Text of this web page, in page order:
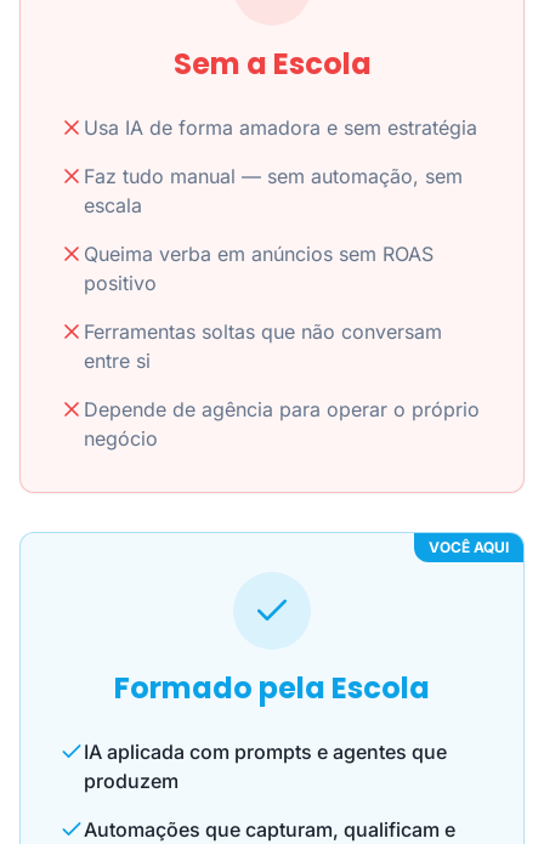
Sem a Escola
Usa IA de forma amadora e sem estratégia
Faz tudo manual — sem automação, sem
escala
Queima verba em anúncios sem ROAS
positivo
Ferramentas soltas que não conversam
entre si
Depende de agência para operar o próprio
negócio
VOCÊ AQUI
Formado pela Escola
IA aplicada com prompts e agentes que
produzem
Automações que capturam, qualificam e